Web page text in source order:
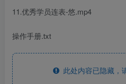
11.优秀学员连表-悠.mp4
操作手册.txt
此处内容已隐藏，